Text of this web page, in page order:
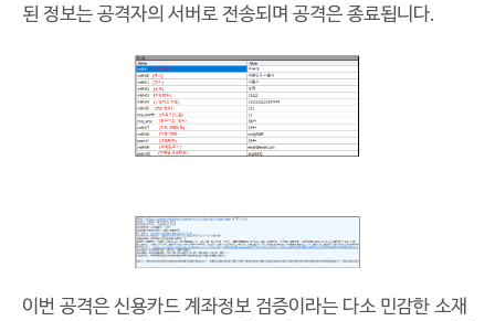
된 정보는 공격자의 서버로 전송되며 공격은 종료됩니다.
이번 공격은 신용카드 계좌정보 검증이라는 다소 민감한 소재